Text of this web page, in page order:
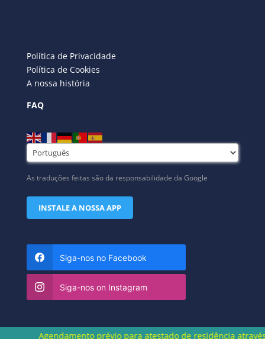
Política de Privacidade
Política de Cookies
A nossa história
FAQ
As traduções feitas são da responsabilidade da Google
INSTALE A NOSSA APP
Siga-nos no Facebook
Siga-nos on Instagram
Agendamento prévio para atestado de residência através do